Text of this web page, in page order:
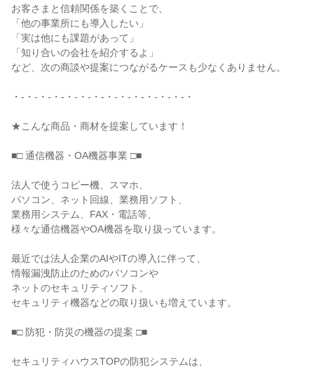
お客さまと信頼関係を築くことで、
「他の事業所にも導入したい」
「実は他にも課題があって」
「知り合いの会社を紹介するよ」
など、次の商談や提案につながるケースも少なくありません。
・-・-・-・-・-・-・-・-・-・-・-・-・-・
★こんな商品・商材を提案しています！
■□ 通信機器・OA機器事業 □■
法人で使うコピー機、スマホ、
パソコン、ネット回線、業務用ソフト、
業務用システム、FAX・電話等、
様々な通信機器やOA機器を取り扱っています。
最近では法人企業のAIやITの導入に伴って、
情報漏洩防止のためのパソコンや
ネットのセキュリティソフト、
セキュリティ機器などの取り扱いも増えています。
■□ 防犯・防災の機器の提案 □■
セキュリティハウスTOPの防犯システムは、